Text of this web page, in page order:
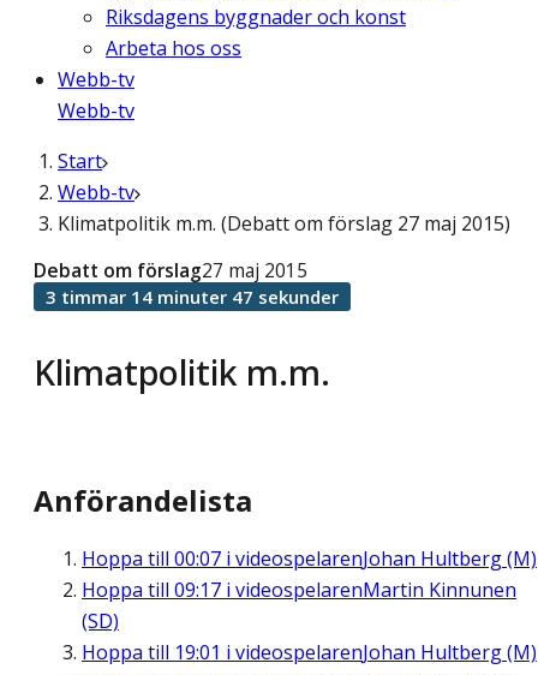
Riksdagens byggnader och konst
Arbeta hos oss
Webb-tv
Webb-tv
Start
Webb-tv
Klimatpolitik m.m. (Debatt om förslag 27 maj 2015)
Klimatpolitik m.m.
Debatt om förslag27 maj 2015
3 timmar 14 minuter 47 sekunder
Anförandelista
Hoppa till 00:07 i videospelarenJohan Hultberg (M)
Hoppa till 09:17 i videospelarenMartin Kinnunen
(SD)
Hoppa till 19:01 i videospelarenJohan Hultberg (M)